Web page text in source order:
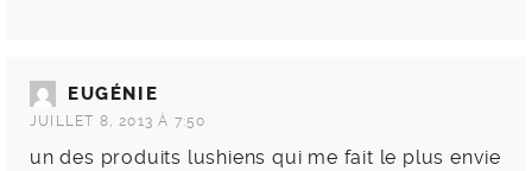
EUGÉNIE
JUILLET 8, 2013 À 7:50
un des produits lushiens qui me fait le plus envie